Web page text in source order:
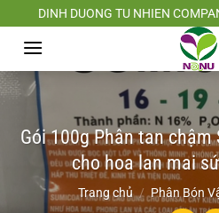
Chuyển
đến
dung
DINH DUONG TU NHIEN
Gói 100g Phân tan chậm
cho hoa lan mai
Trang chủ / Phân Bón